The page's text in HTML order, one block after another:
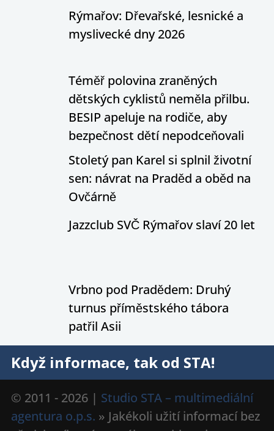
Rýmařov: Dřevařské, lesnické a
myslivecké dny 2026
Téměř polovina zraněných
dětských cyklistů neměla přilbu.
BESIP apeluje na rodiče, aby
bezpečnost dětí nepodceňovali
Stoletý pan Karel si splnil životní
sen: návrat na Praděd a oběd na
Ovčárně
Jazzclub SVČ Rýmařov slaví 20 let
Vrbno pod Pradědem: Druhý
turnus příměstského tábora
patřil Asii
Když informace, tak od STA!
© 2011 - 2026 | Studio STA – multimediální
agentura o.p.s. » Jakékoli užití informací bez